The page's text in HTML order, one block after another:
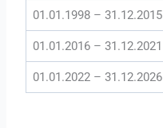
01.01.1998 – 31.12.2015
01.01.2016 – 31.12.2021
01.01.2022 – 31.12.2026